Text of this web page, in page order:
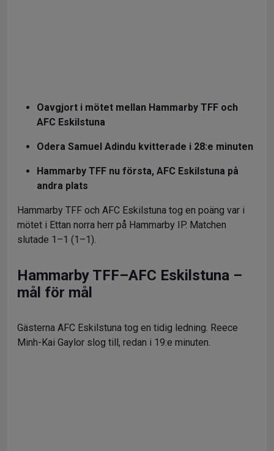
Oavgjort i mötet mellan Hammarby TFF och
AFC Eskilstuna
Odera Samuel Adindu kvitterade i 28:e minuten
Hammarby TFF nu första, AFC Eskilstuna på
andra plats
Hammarby TFF och AFC Eskilstuna tog en poäng var i
mötet i Ettan norra herr på Hammarby IP. Matchen
slutade 1–1 (1–1).
Hammarby TFF–AFC Eskilstuna –
mål för mål
Gästerna AFC Eskilstuna tog en tidig ledning. Reece
Minh-Kai Gaylor slog till, redan i 19:e minuten.